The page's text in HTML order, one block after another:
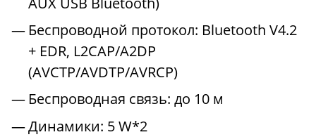
Беспроводной протокол: Bluetooth V4.2
+ EDR, L2CAP/A2DP
(AVCTP/AVDTP/AVRCP)
Беспроводная связь: до 10 м
Динамики: 5 W*2